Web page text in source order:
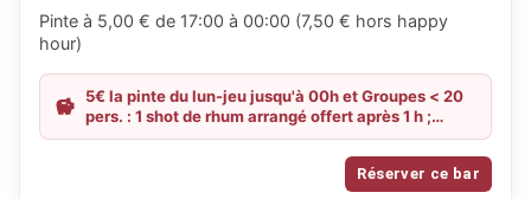
Pinte à 5,00 € de 17:00 à 00:00 (7,50 € hors happy
hour)
5€ la pinte du lun-jeu jusqu'à 00h et Groupes < 20
pers. : 1 shot de rhum arrangé offert après 1 h ;
groupes ≥ 20 pers. : tournée de shots de rhum
arrangé + 2 planches de tapas mixtes offertes.
Réserver ce bar